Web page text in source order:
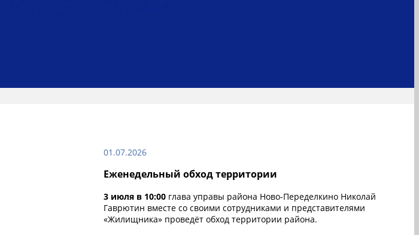
01.07.2026
Еженедельный обход территории
3 июля в 10:00 глава управы района Ново-Переделкино Николай
Гаврютин вместе со своими сотрудниками и представителями
«Жилищника» проведёт обход территории района.